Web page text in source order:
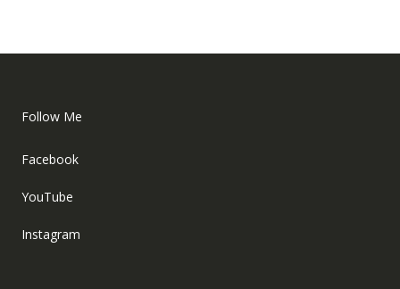
Follow Me
Facebook
YouTube
Instagram